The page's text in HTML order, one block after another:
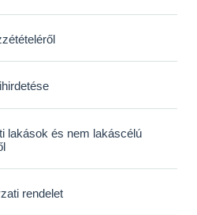
lakások és nem lakáscélú
rendelet